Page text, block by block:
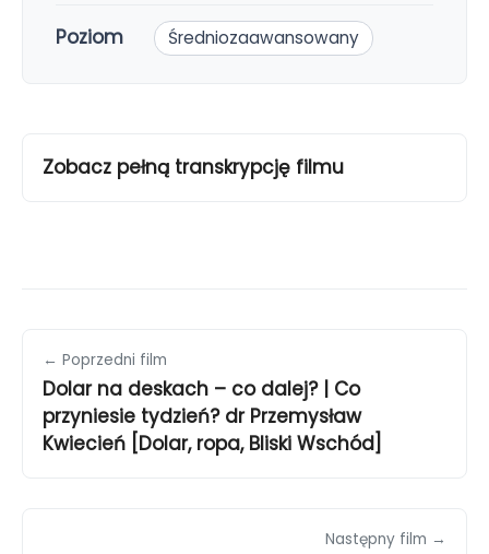
Poziom Średniozaawansowany
Zobacz pełną transkrypcję filmu
← Poprzedni film
Dolar na deskach – co dalej? | Co
przyniesie tydzień? dr Przemysław
Kwiecień [Dolar, ropa, Bliski Wschód]
Następny film →